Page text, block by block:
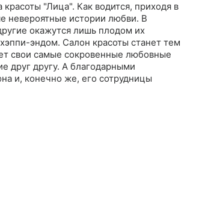
"Лица". Как водится, приходя в
невероятные истории любви. В
окажутся лишь плодом их
эндом. Салон красоты станет тем
свои самые сокровенные любовные
друг другу. А благодарными
и, конечно же, его сотрудницы